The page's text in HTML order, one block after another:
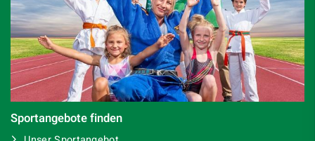
Sportangebote finden